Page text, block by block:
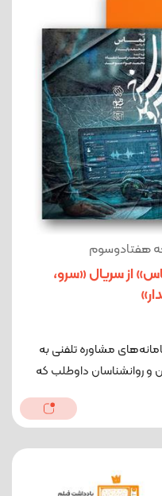
هفتادوسوم
از سریال «سرو،
مشاوره تلفنی به
و روانشناسان داوطلب که